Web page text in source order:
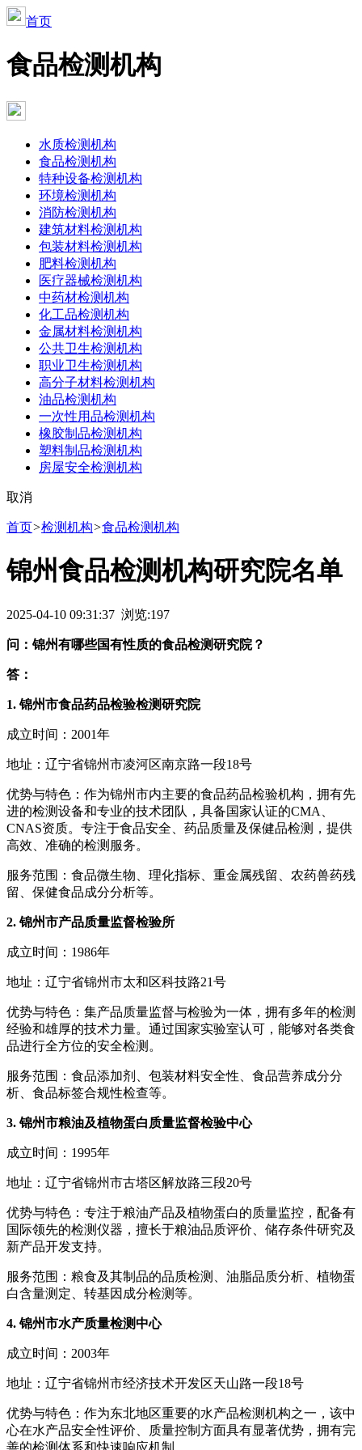
首页
食品检测机构
水质检测机构
食品检测机构
特种设备检测机构
环境检测机构
消防检测机构
建筑材料检测机构
包装材料检测机构
肥料检测机构
医疗器械检测机构
中药材检测机构
化工品检测机构
金属材料检测机构
公共卫生检测机构
职业卫生检测机构
高分子材料检测机构
油品检测机构
一次性用品检测机构
橡胶制品检测机构
塑料制品检测机构
房屋安全检测机构
取消
首页>检测机构>食品检测机构
锦州食品检测机构研究院名单
2025-04-10 09:31:37 浏览:197
问：锦州有哪些国有性质的食品检测研究院？
答：
1. 锦州市食品药品检验检测研究院
成立时间：2001年
地址：辽宁省锦州市凌河区南京路一段18号
优势与特色：作为锦州市内主要的食品药品检验机构，拥有先
进的检测设备和专业的技术团队，具备国家认证的CMA、
CNAS资质。专注于食品安全、药品质量及保健品检测，提供
高效、准确的检测服务。
服务范围：食品微生物、理化指标、重金属残留、农药兽药残
留、保健食品成分分析等。
2. 锦州市产品质量监督检验所
成立时间：1986年
地址：辽宁省锦州市太和区科技路21号
优势与特色：集产品质量监督与检验为一体，拥有多年的检测
经验和雄厚的技术力量。通过国家实验室认可，能够对各类食
品进行全方位的安全检测。
服务范围：食品添加剂、包装材料安全性、食品营养成分分
析、食品标签合规性检查等。
3. 锦州市粮油及植物蛋白质量监督检验中心
成立时间：1995年
地址：辽宁省锦州市古塔区解放路三段20号
优势与特色：专注于粮油产品及植物蛋白的质量监控，配备有
国际领先的检测仪器，擅长于粮油品质评价、储存条件研究及
新产品开发支持。
服务范围：粮食及其制品的品质检测、油脂品质分析、植物蛋
白含量测定、转基因成分检测等。
4. 锦州市水产质量检测中心
成立时间：2003年
地址：辽宁省锦州市经济技术开发区天山路一段18号
优势与特色：作为东北地区重要的水产品检测机构之一，该中
心在水产品安全性评价、质量控制方面具有显著优势，拥有完
善的检测体系和快速响应机制。